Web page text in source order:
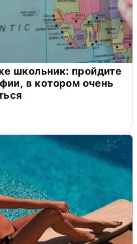
школьник: пройдите
в котором очень